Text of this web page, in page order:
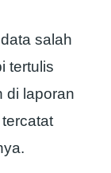
salah
tertulis
di laporan